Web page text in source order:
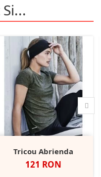
Tricou Abrienda
Pret
121 RON